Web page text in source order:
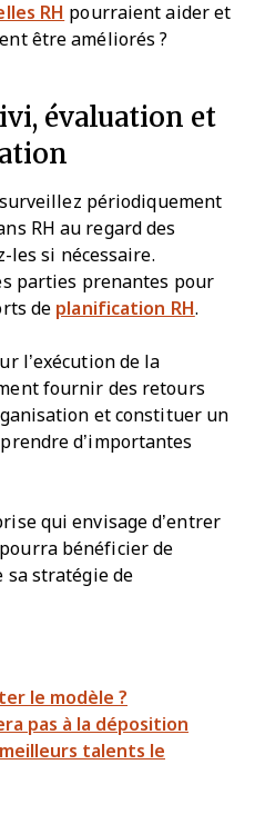
RH pourraient aider et
être améliorés ?
évaluation et
périodiquement
RH au regard des
les si nécessaire.
parties prenantes pour
de planification RH .
l’exécution de la
fournir des retours
et constituer un
d’importantes
qui envisage d’entrer
bénéficier de
sa stratégie de
le modèle ?
pas à la déposition
meilleurs talents le